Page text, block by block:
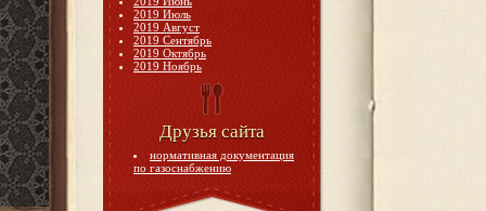
2019 Июль
2019 Август
2019 Сентябрь
2019 Октябрь
2019 Ноябрь
Друзья сайта
нормативная документация
по газоснабжению